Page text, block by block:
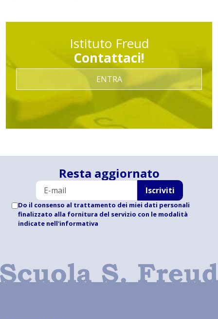
Istituto Freud
Contattaci!
ENTRA
Resta aggiornato
Iscriviti
Do il consenso al trattamento dei miei dati personali
finalizzato alla fornitura del servizio con le modalità
indicate nell'informativa